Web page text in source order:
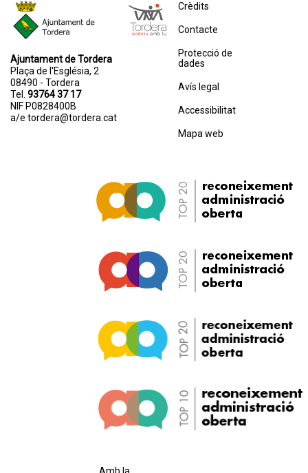
Ajuntament de Tordera
Plaça de l'Església, 2
08490 - Tordera
Tel. 93764 37 17
NIF P0828400B
a/e tordera@tordera.cat
Crèdits
Contacte
Protecció de
dades
Avís legal
Accessibilitat
Mapa web